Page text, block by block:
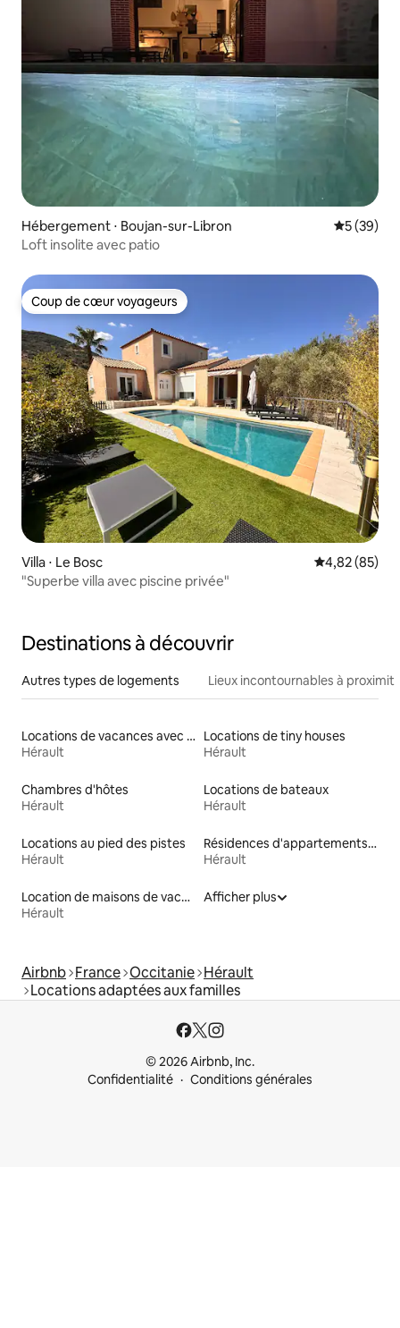
Hébergement ⋅ Boujan-sur-Libron
5 (39)
Loft insolite avec patio
Coup de cœur voyageurs
Coup de cœur voyageurs
Villa ⋅ Le Bosc Évaluation
4,82 (85)
"Superbe villa avec piscine privée"
Destinations à découvrir
Autres types de logements Lieux incontournables à
Locations de vacances avec piscine
Hérault
Locations de tiny houses
Hérault
Chambres d'hôtes
Hérault
Locations de bateaux
Hérault
Locations au pied des pistes
Hérault
Résidences d'appartements en location
Hérault
Location de maisons de vacances
Hérault
Afficher plus
Airbnb France Occitanie Hérault
Locations adaptées aux familles
© 2026 Airbnb, Inc.
Confidentialité
Conditions générales